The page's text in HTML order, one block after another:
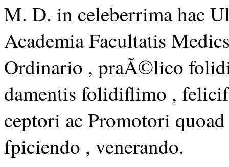
M. D. in celeberrima hac
Academia Facultatis
Ordinario , praÃ©lico
damentis folidiflimo ,
ceptori ac Promotori
fpiciendo , venerando.